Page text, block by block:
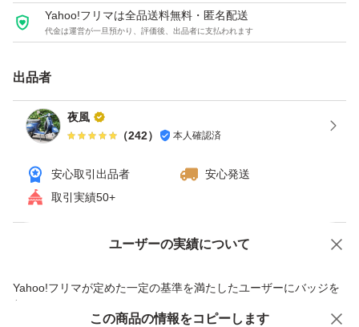
Yahoo!フリマは全品送料無料・匿名配送
代金は運営が一旦預かり、評価後、出品者に支払われます
出品者
夜風
（242） 本人確認済
安心取引出品者
安心発送
取引実績50+
ユーザーの実績について
Yahoo!フリマが定めた一定の基準を満たしたユーザーにバッジを
付与しています
価格の相談 商品への質問
この商品の情報をコピーします
この商品をみている人にオススメ